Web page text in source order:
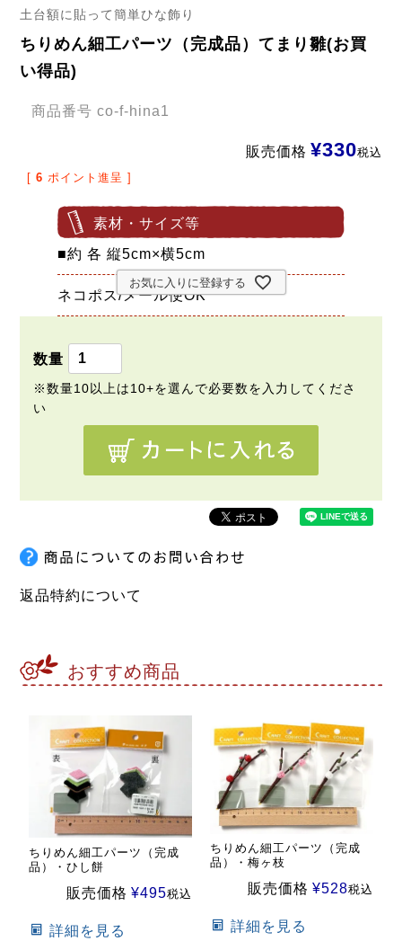
土台額に貼って簡単ひな飾り
ちりめん細工パーツ（完成品）てまり雛(お買
い得品)
商品番号 co-f-hina1
販売価格 ¥330税込
[ 6 ポイント進呈 ]
素材・サイズ等
■約 各 縦5cm×横5cm
ネコポス/メール便OK
お気に入りに登録する
返品特約について
おすすめ商品
ちりめん細工パーツ（完成
品）・ひし餅
販売価格 ¥495税込
詳細を見る
ちりめん細工パーツ（完成
品）・梅ヶ枝
販売価格 ¥528税込
詳細を見る